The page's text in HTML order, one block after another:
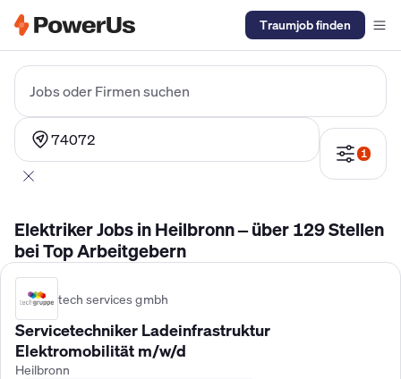
Traumjob finden
Jobs oder Firmen suchen
74072
1
Elektriker Jobs in Heilbronn – über 129 Stellen
bei Top Arbeitgebern
tech services gmbh
Servicetechniker Ladeinfrastruktur
Elektromobilität m/w/d
Heilbronn